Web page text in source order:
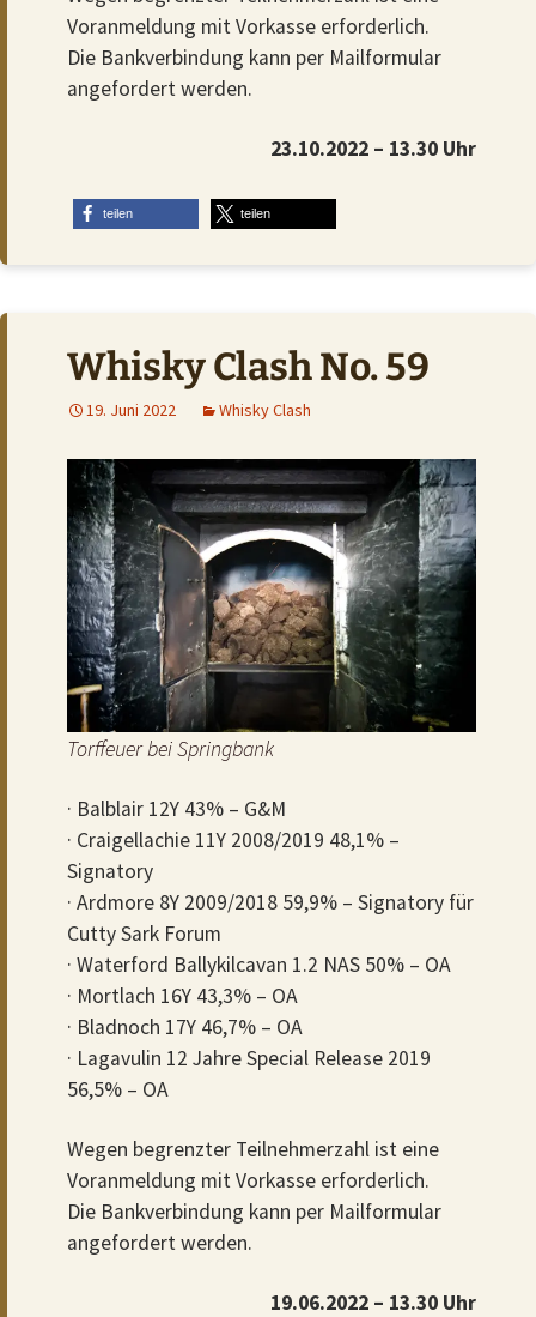
Voranmeldung mit Vorkasse erforderlich.
Die Bankverbindung kann per Mailformular
angefordert werden.
23.10.2022 – 13.30 Uhr
teilen teilen
Whisky Clash No. 59
19. Juni 2022 Whisky Clash
Torffeuer bei Springbank
· Balblair 12Y 43% – G&M
· Craigellachie 11Y 2008/2019 48,1% –
Signatory
· Ardmore 8Y 2009/2018 59,9% – Signatory für
Cutty Sark Forum
· Waterford Ballykilcavan 1.2 NAS 50% – OA
· Mortlach 16Y 43,3% – OA
· Bladnoch 17Y 46,7% – OA
· Lagavulin 12 Jahre Special Release 2019
56,5% – OA
Wegen begrenzter Teilnehmerzahl ist eine
Voranmeldung mit Vorkasse erforderlich.
Die Bankverbindung kann per Mailformular
angefordert werden.
19.06.2022 – 13.30 Uhr